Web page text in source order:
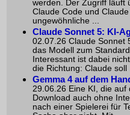
werden. Der Zugriff läuft
Claude Code und
ungewöhnliche ...
Claude Sonnet 5: KI-
02.07.26 Claude Sonnet
das Modell zum
Interessant ist dabei
die Richtung: Claude soll
Gemma 4 auf dem
29.06.26 Eine KI, die
Download auch ohne
nach einer Spielerei für